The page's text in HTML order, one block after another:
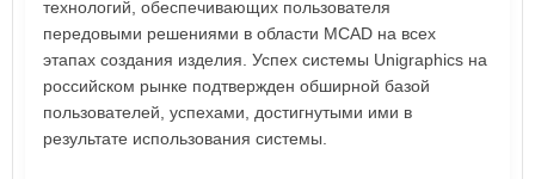
технологий, обеспечивающих пользователя
передовыми решениями в области MCAD на всех
этапах создания изделия. Успех системы Unigraphics на
российском рынке подтвержден обширной базой
пользователей, успехами, достигнутыми ими в
результате использования системы.